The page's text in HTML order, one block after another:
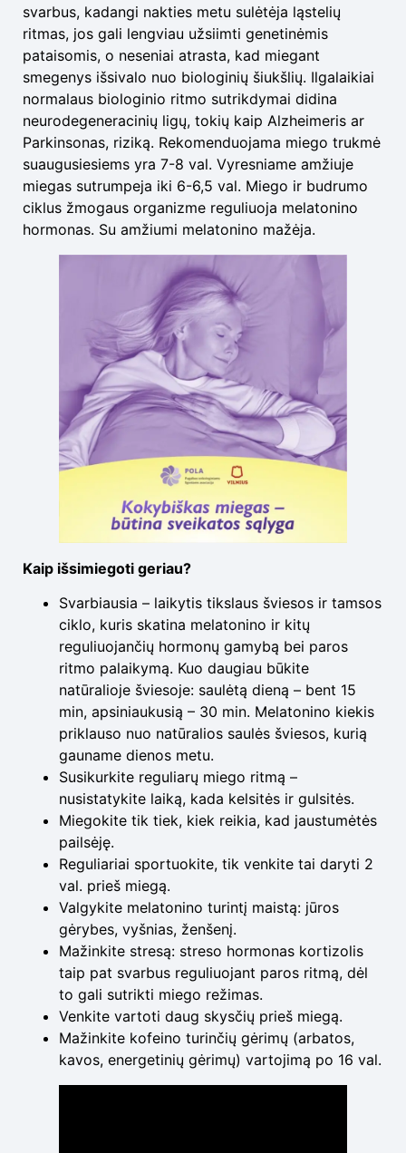
svarbus, kadangi nakties metu sulėtėja ląstelių
ritmas, jos gali lengviau užsiimti genetinėmis
pataisomis, o neseniai atrasta, kad miegant
smegenys išsivalo nuo biologinių šiukšlių. Ilgalaikiai
normalaus biologinio ritmo sutrikdymai didina
neurodegeneracinių ligų, tokių kaip Alzheimeris ar
Parkinsonas, riziką. Rekomenduojama miego trukmė
suaugusiesiems yra 7-8 val. Vyresniame amžiuje
miegas sutrumpeja iki 6-6,5 val. Miego ir budrumo
ciklus žmogaus organizme reguliuoja melatonino
hormonas. Su amžiumi melatonino mažėja.
Kaip išsimiegoti geriau?
Svarbiausia – laikytis tikslaus šviesos ir tamsos
ciklo, kuris skatina melatonino ir kitų
reguliuojančių hormonų gamybą bei paros
ritmo palaikymą. Kuo daugiau būkite
natūralioje šviesoje: saulėtą dieną – bent 15
min, apsiniaukusią – 30 min. Melatonino kiekis
priklauso nuo natūralios saulės šviesos, kurią
gauname dienos metu.
Susikurkite reguliarų miego ritmą –
nusistatykite laiką, kada kelsitės ir gulsitės.
Miegokite tik tiek, kiek reikia, kad jaustumėtės
pailsėję.
Reguliariai sportuokite, tik venkite tai daryti 2
val. prieš miegą.
Valgykite melatonino turintį maistą: jūros
gėrybes, vyšnias, ženšenį.
Mažinkite stresą: streso hormonas kortizolis
taip pat svarbus reguliuojant paros ritmą, dėl
to gali sutrikti miego režimas.
Venkite vartoti daug skysčių prieš miegą.
Mažinkite kofeino turinčių gėrimų (arbatos,
kavos, energetinių gėrimų) vartojimą po 16 val.